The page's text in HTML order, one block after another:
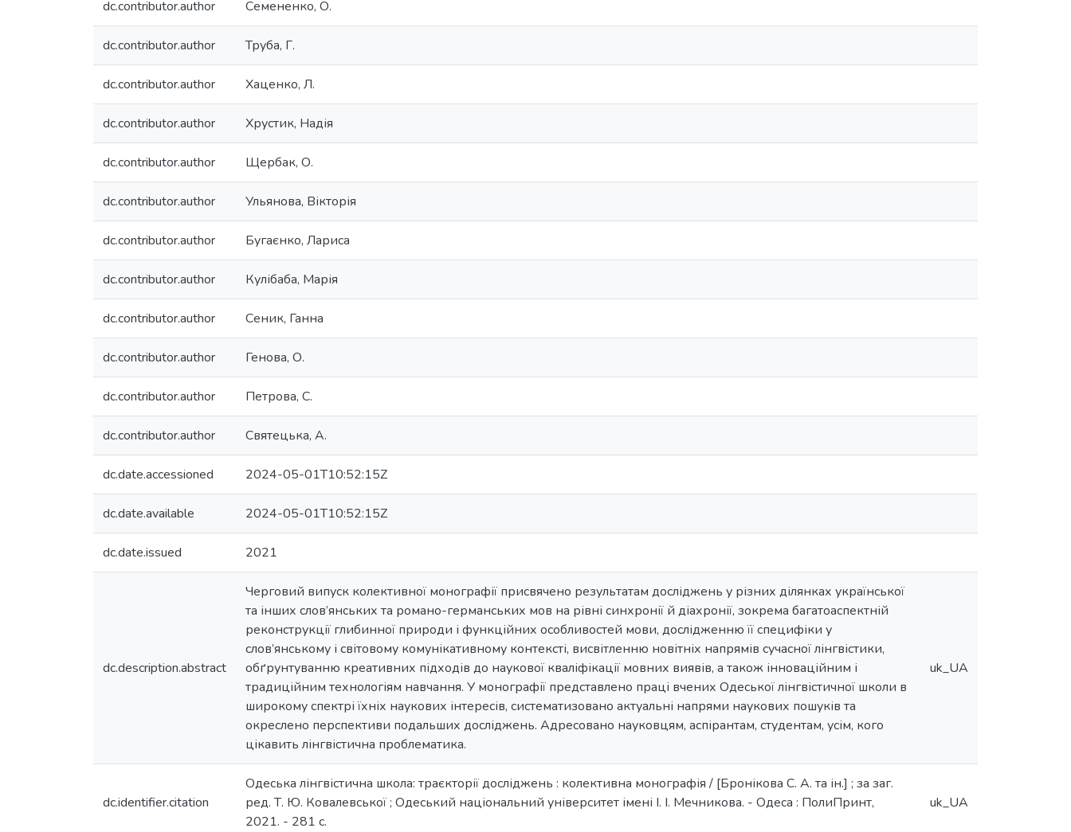
dc.contributor.author Семененко, О.
dc.contributor.author Труба, Г.
dc.contributor.author Хаценко, Л.
dc.contributor.author Хрустик, Надія
dc.contributor.author Щербак, О.
dc.contributor.author Ульянова, Вікторія
dc.contributor.author Бугаєнко, Лариса
dc.contributor.author Кулібаба, Марія
dc.contributor.author Сеник, Ганна
dc.contributor.author Генова, О.
dc.contributor.author Петрова, С.
dc.contributor.author Святецька, А.
dc.date.accessioned 2024-05-01T10:52:15Z
dc.date.available 2024-05-01T10:52:15Z
dc.date.issued 2021
dc.description.abstract
Черговий випуск колективної монографії присвячено результатам досліджень у різних ділянках української
та інших слов’янських та романо-германських мов на рівні синхронії й діахронії, зокрема багатоаспектній
реконструкції глибинної природи і функційних особливостей мови, дослідженню її специфіки у
слов’янському і світовому комунікативному контексті, висвітленню новітніх напрямів сучасної лінгвістики,
обґрунтуванню креативних підходів до наукової кваліфікації мовних виявів, а також інноваційним і
традиційним технологіям навчання. У монографії представлено праці вчених Одеської лінгвістичної школи в
широкому спектрі їхніх наукових інтересів, систематизовано актуальні напрями наукових пошуків та
окреслено перспективи подальших досліджень. Адресовано науковцям, аспірантам, студентам, усім, кого
цікавить лінгвістична проблематика.
uk_UA
dc.identifier.citation
Одеська лінгвістична школа: траєкторії досліджень : колективна монографія / [Бронікова С. А. та ін.] ; за заг.
ред. Т. Ю. Ковалевської ; Одеський національний університет імені І. І. Мечникова. - Одеса : ПолиПринт,
2021. - 281 с.
uk_UA